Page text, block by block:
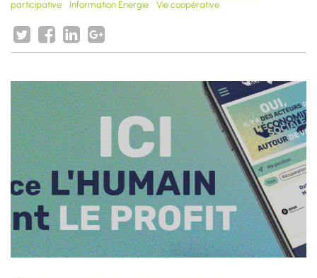
participative
Information Énergie Vie coopérative